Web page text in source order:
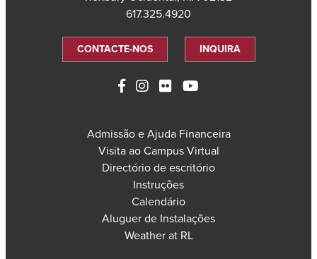
617.325.4920
CONTACTE-NOS INQUIRA
Admissão e Ajuda Financeira
Visita ao Campus Virtual
Directório de escritório
Instruções
Calendário
Aluguer de Instalações
Weather at RL